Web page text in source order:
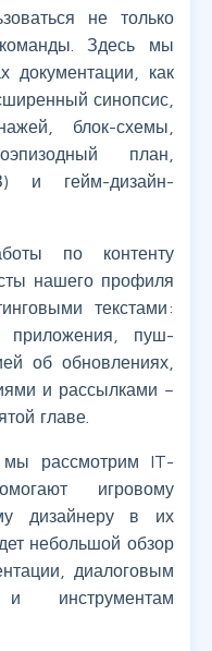
не только
Здесь мы
документации, как
синопсис,
блок-схемы,
план,
и гейм-дизайн-
по контенту
нашего профиля
текстами:
приложения, пуш-
об обновлениях,
и рассылками –
главе.
мы рассмотрим IT-
игровому
дизайнеру в их
небольшой обзор
диалоговым
инструментам